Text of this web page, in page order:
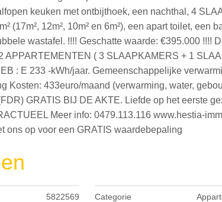
keuken met ontbijthoek, een nachthal, 4
(17m², 12m², 10m² en 6m²), een apart toilet, een
wastafel. !!!! Geschatte waarde: €395.000 !!!!
APPARTEMENTEN ( 3 SLAAPKAMERS + 1
: E 233 -kWh/jaar. Gemeenschappelijke
Kosten: 433euro/maand (verwarming, water,
GRATIS BIJ DE AKTE. Liefde op het eerste
Meer info: 0479.113.116 www.hestia-
ons op voor een GRATIS waardebepaling
5822569 Categorie